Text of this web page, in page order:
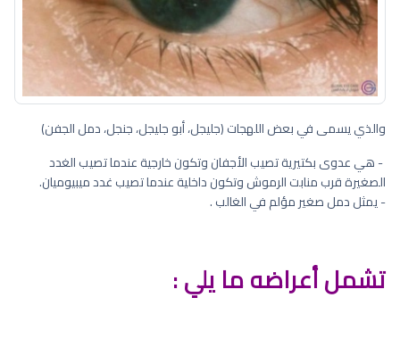
والذي يسمى في بعض اللهجات (جليجل، أبو جليجل، جنجل، دمل الجفن)
- هي عدوى بكتيرية تصيب الأجفان وتكون خارجية عندما تصيب الغدد
الصغيرة قرب منابت الرموش وتكون داخلية عندما تصيب غدد ميبيوميان.
- يمثل دمل صغير مؤلم في الغالب .
تشمل أعراضه ما يلي :